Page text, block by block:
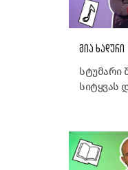
ᲒᲘᲐ
სტუმარი
სიტყვას